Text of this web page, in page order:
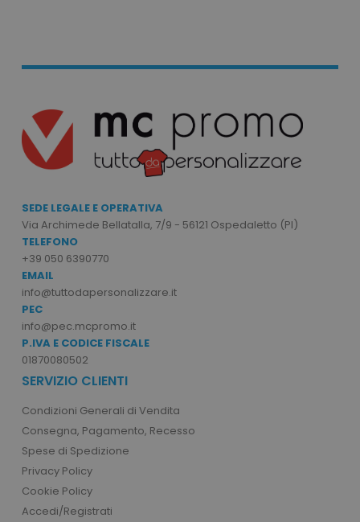
SEDE LEGALE E OPERATIVA
Via Archimede Bellatalla, 7/9 - 56121 Ospedaletto (PI)
TELEFONO
+39 050 6390770
EMAIL
info@tuttodapersonalizzare.it
PEC
info@pec.mcpromo.it
P.IVA E CODICE FISCALE
01870080502
SERVIZIO CLIENTI
Condizioni Generali di Vendita
Consegna, Pagamento, Recesso
Spese di Spedizione
Privacy Policy
Cookie Policy
Accedi/Registrati
I cookie strettamente necessari consentono le
funzionalità principali del sito web come
l'accesso dell'utente e la gestione dell'account.
Il sito web non può essere utilizzato
Nome
Provider
mage-cache-sessid
recently_viewed_product_previous